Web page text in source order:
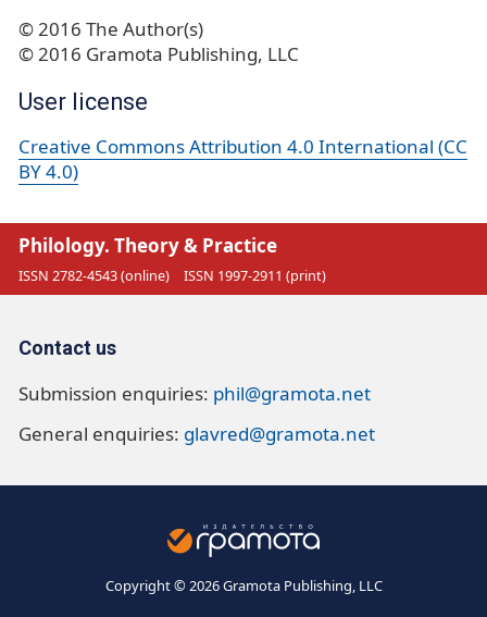
© 2016 The Author(s)
© 2016 Gramota Publishing, LLC
User license
Creative Commons Attribution 4.0 International (CC
BY 4.0)
Philology. Theory & Practice
ISSN 2782-4543 (online) ISSN 1997-2911 (print)
Contact us
Submission enquiries: phil@gramota.net
General enquiries: glavred@gramota.net
Copyright © 2026 Gramota Publishing, LLC